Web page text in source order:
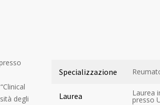
degli
Specializzazione
Laurea Laurea
presso